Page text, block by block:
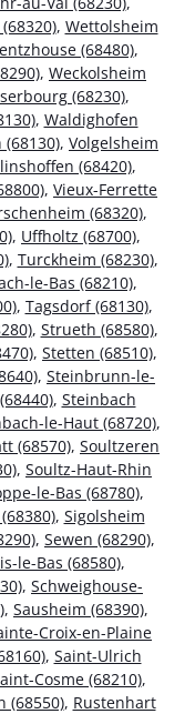
, Wettolsheim
(68480),
, Weckolsheim
(68230),
, Waldighofen
, Volgelsheim
(68420),
, Vieux-Ferrette
(68320),
, Uffholtz (68700),
, Turckheim (68230),
le-Bas (68210),
, Tagsdorf (68130),
, Strueth (68580),
, Stetten (68510),
, Steinbrunn-le-
, Steinbach
le-Haut (68720),
(68570), Soultzeren
, Soultz-Haut-Rhin
le-Bas (68780),
, Sigolsheim
, Sewen (68290),
le-Bas (68580),
, Schweighouse-
, Sausheim (68390),
Croix-en-Plaine
, Saint-Ulrich
Cosme (68210),
(68550), Rustenhart